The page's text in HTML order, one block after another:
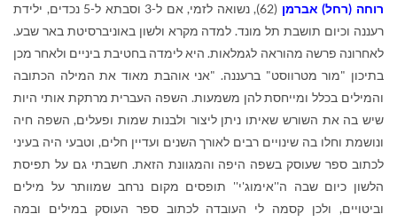
רוחה (רחל) אברמן
(62), נשואה לזמי, אם ל-3 וסבתא ל-5 נכדים, ילידת
רעננה וכיום תושבת תל מונד. למדה מקרא ולשון באוניברסיטת באר שבע.
לאחרונה פרשה מהוראה לגמלאות. היא לימדה בחטיבת ביניים ולאחר מכן
בתיכון "מור מטרווסט" ברעננה. "אני אוהבת מאוד את המילה הכתובה
והמילים בכלל ומייחסת להן משמעות. השפה העברית מרתקת אותי היות
שיש בה את השורש שאיתו ניתן ליצור ולבנות שמות ופעלים, השפה חיה
ונושמת וחלו בה שינויים רבים לאורך השנים ועדיין חלים, וטבעי היה בעיני
לכתוב ספר שעוסק בשפה היפה והמגוונת הזאת. חשבתי גם על תפיסת
הלשון כיום שבה ה''אימוג'י'' תופסים מקום נרחב שמוותר על מילים
וביטויים, ולכן קסמה לי העובדה לכתוב ספר העוסק במילים ובמה